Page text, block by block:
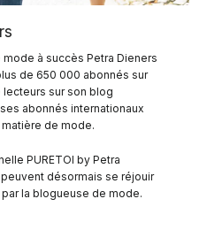
à succès Petra Dieners
de 650 000 abonnés sur
lecteurs sur son blog
abonnés internationaux
de mode.
PURETOI by Petra
désormais se réjouir
la blogueuse de mode.